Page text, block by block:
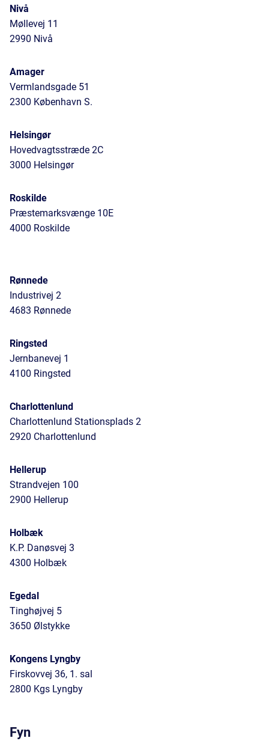
Nivå
Møllevej 11
2990 Nivå
Amager
Vermlandsgade 51
2300 København S.
Helsingør
Hovedvagtsstræde 2C
3000 Helsingør
Roskilde
Præstemarksvænge 10E
4000 Roskilde
Rønnede
Industrivej 2
4683 Rønnede
Ringsted
Jernbanevej 1
4100 Ringsted
Charlottenlund
Charlottenlund Stationsplads 2
2920 Charlottenlund
Hellerup
Strandvejen 100
2900 Hellerup
Holbæk
K.P. Danøsvej 3
4300 Holbæk
Egedal
Tinghøjvej 5
3650 Ølstykke
Kongens Lyngby
Firskovvej 36, 1. sal
2800 Kgs Lyngby
Fyn